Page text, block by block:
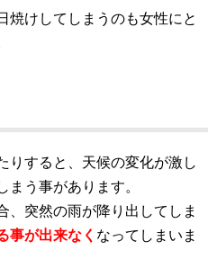
焼けしてしまうのも女性にと
りすると、天候の変化が激し
まう事があります。
、突然の雨が降り出してしま
事が出来なく なってしまいま